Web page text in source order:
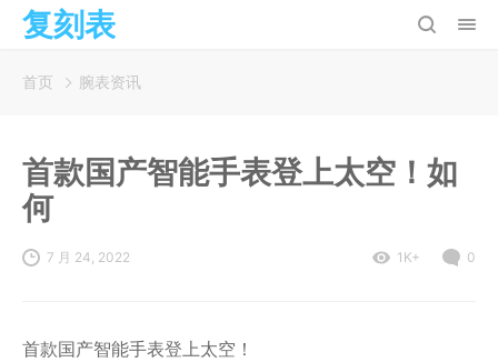
复刻表
首页 腕表资讯
首款国产智能手表登上太空！如
何
7 月 24, 2022 1K+ 0
首款国产智能手表登上太空！